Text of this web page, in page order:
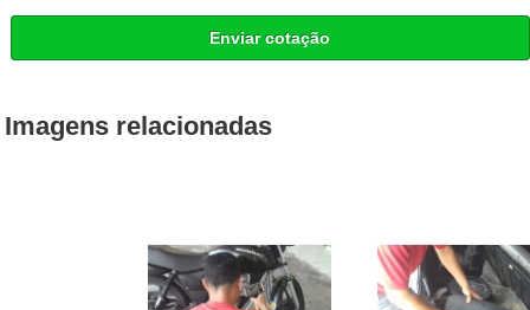
Enviar cotação
Imagens relacionadas